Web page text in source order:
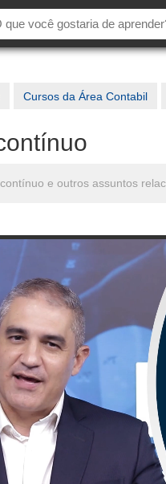
Cursos da Área Contabil
e outros assuntos